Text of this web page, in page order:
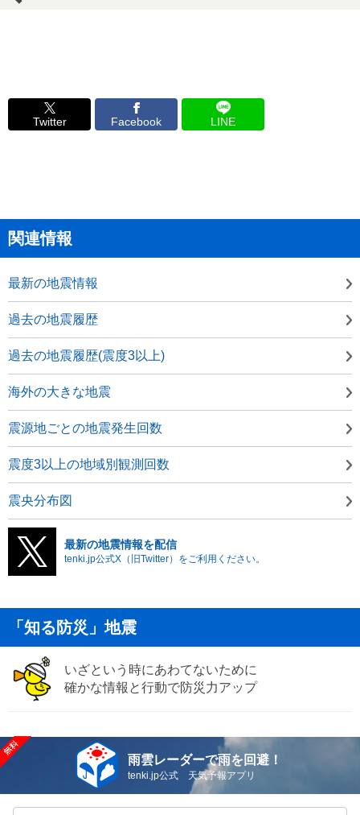
Twitter Facebook LINE
関連情報
最新の地震情報
過去の地震履歴
過去の地震履歴(震度3以上)
海外の大きな地震
震源地ごとの地震発生回数
震度3以上の地域別観測回数
震央分布図
最新の地震情報を配信
tenki.jp公式X（旧Twitter）をご利用ください。
「知る防災」地震
いざという時にあわてないために
確かな情報と行動で防災力アップ
雨雲レーダーで雨を回避！
tenki.jp公式 天気予報アプリ